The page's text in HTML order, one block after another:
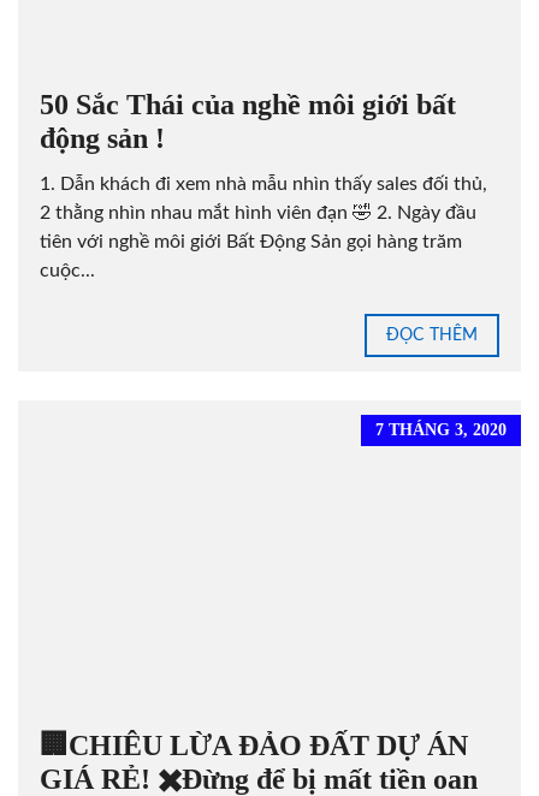
50 Sắc Thái của nghề môi giới bất
động sản !
1. Dẫn khách đi xem nhà mẫu nhìn thấy sales đối thủ,
2 thằng nhìn nhau mắt hình viên đạn 🤣 2. Ngày đầu
tiên với nghề môi giới Bất Động Sản gọi hàng trăm
cuộc...
ĐỌC THÊM
7 THÁNG 3, 2020
🏢CHIÊU LỪA ĐẢO ĐẤT DỰ ÁN
GIÁ RẺ! ✖️Đừng để bị mất tiền oan